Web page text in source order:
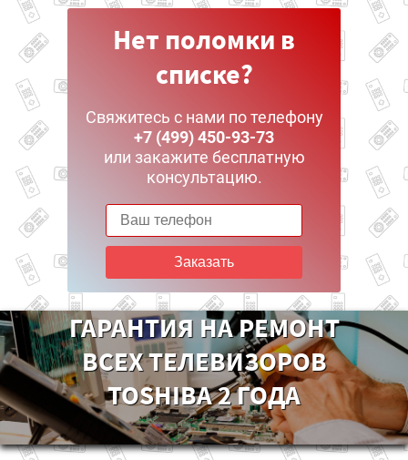
Нет поломки в
списке?
Свяжитесь с нами по телефону
+7 (499) 450-93-73
или закажите бесплатную
консультацию.
Заказать
ГАРАНТИЯ НА РЕМОНТ
ВСЕХ ТЕЛЕВИЗОРОВ
TOSHIBA 2 ГОДА